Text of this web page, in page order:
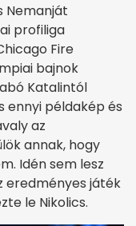
Nemanját
profiliga
Fire
bajnok
Katalintól
ennyi példakép és
az
annak, hogy
Idén sem lesz
eredményes játék
le Nikolics.